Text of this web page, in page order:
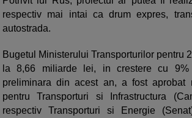
respectiv mai intai ca drum expres,
autostrada.
Bugetul Ministerului Transporturilor pentru
la 8,66 miliarde lei, in crestere cu 9%
preliminara din acest an, a fost aprobat
pentru Transporturi si Infrastructura
respectiv Transporturi si Energie